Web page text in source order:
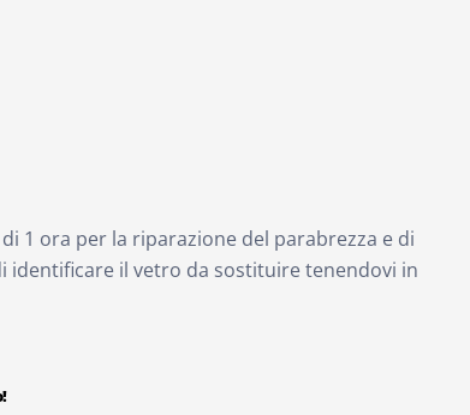
1 ora per la riparazione del parabrezza e di
identificare il vetro da sostituire tenendovi in